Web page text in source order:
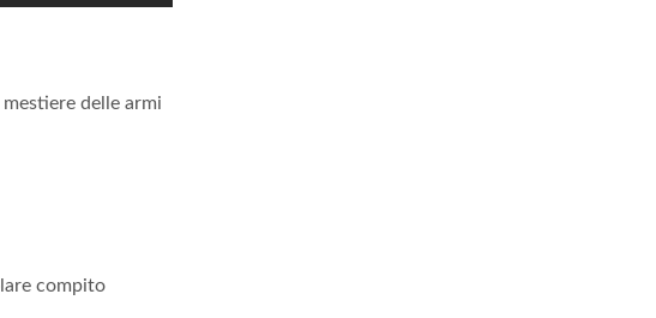
delle armi
compito